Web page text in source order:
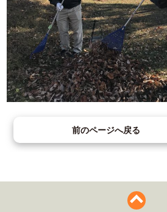
前のページへ戻る